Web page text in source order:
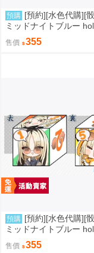
預購 [預約][水色代購][
ミッドナイトブルー
咲リオナ
售價 355
預購 [預約][水色代購][
ミッドナイトブルー
金妃笑虎
售價 355